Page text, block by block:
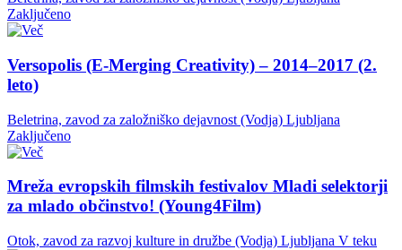
Zaključeno
Versopolis (E-Merging Creativity) – 2014–2017 (2.
leto)
Beletrina, zavod za založniško dejavnost (Vodja) Ljubljana
Zaključeno
Mreža evropskih filmskih festivalov Mladi selektorji
za mlado občinstvo! (Young4Film)
Otok, zavod za razvoj kulture in družbe (Vodja) Ljubljana V teku